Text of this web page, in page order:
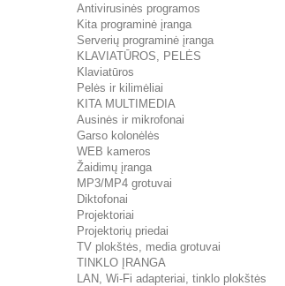
Antivirusinės programos
Kita programinė įranga
Serverių programinė įranga
KLAVIATŪROS, PELĖS
Klaviatūros
Pelės ir kilimėliai
KITA MULTIMEDIA
Ausinės ir mikrofonai
Garso kolonėlės
WEB kameros
Žaidimų įranga
MP3/MP4 grotuvai
Diktofonai
Projektoriai
Projektorių priedai
TV plokštės, media grotuvai
TINKLO ĮRANGA
LAN, Wi-Fi adapteriai, tinklo plokštės